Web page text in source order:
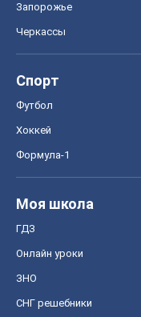
Запорожье
Черкассы
Спорт
Футбол
Хоккей
Формула-1
Моя школа
ГДЗ
Онлайн уроки
ЗНО
СНГ решебники